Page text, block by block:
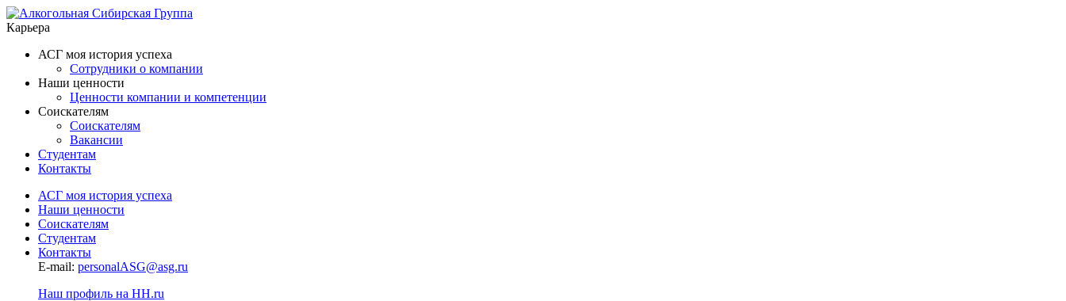
Карьера
АСГ моя история успеха
Сотрудники о компании
Наши ценности
Ценности компании и компетенции
Соискателям
Соискателям
Вакансии
Студентам
Контакты
АСГ моя история успеха
Наши ценности
Соискателям
Студентам
Контакты
E-mail: personalASG@asg.ru
Наш профиль на HH.ru